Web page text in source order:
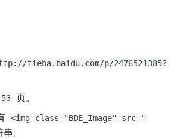
模型写代
R1 模型
用磁盘
桥默认的
模块
块
块
内
证书
护节点
加节点
除节点
台主机
装
配
HTTPS
重新初始
用多标
5.1
机时间?
table
面到容器
完成
错好帮
查询日
与
收时间
令
启动顺
息
命令
显
处理
tieba.baidu.com/p/2476521385?
53 页。
<img class="BDE_Image" src="
。